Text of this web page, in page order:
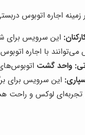
اجاره اتوبوس
این سرویس برای
با اجاره اتوبوس
واحد گشت
این سرویس برای
تجربه‌ای لوکس و راحت